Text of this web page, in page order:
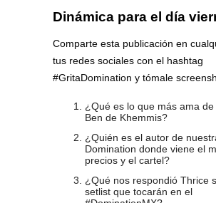
Dinámica para el día
Comparte esta publicación en
tus redes sociales con el hashtag
#GritaDomination y tómale
¿Qué es lo que más ama
Ben de Khemmis?
¿Quién es el autor de
Domination donde viene el
precios y el cartel?
¿Qué nos respondió Thrice
setlist que tocarán en el